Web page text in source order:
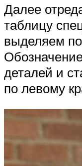
Далее
таблицу
выделяем
деталей и
по левому